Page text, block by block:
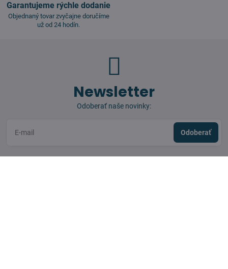
Garantujeme rýchle dodanie
Objednaný tovar zvyčajne doručíme
už od 24 hodín.
Newsletter
Odoberať naše novinky:
Odoberať